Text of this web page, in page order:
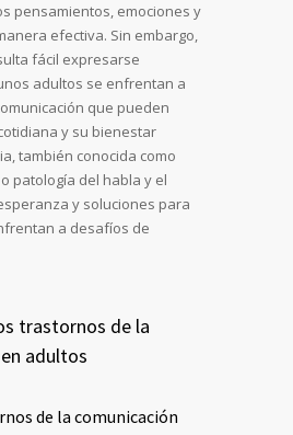
pensamientos, emociones y
efectiva. Sin embargo,
fácil expresarse
adultos se enfrentan a
que pueden
y su bienestar
también conocida como
patología del habla y el
y soluciones para
a desafíos de
trastornos de la
adultos
de la comunicación